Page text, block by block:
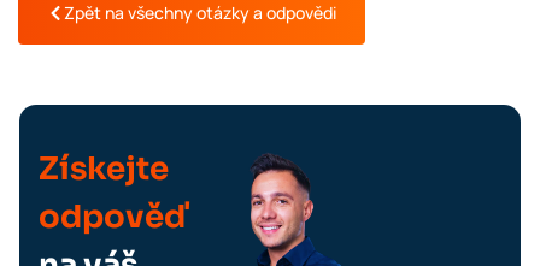
Zpět na všechny otázky a odpovědi
Získejte
odpověď